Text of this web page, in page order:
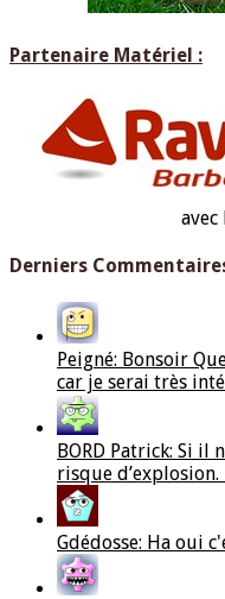
Partenaire Matériel :
avec
Derniers
Peigné: Bonsoir
car je serai très
BORD Patrick: Si il
risque d’explosion.
Gdédosse: Ha oui